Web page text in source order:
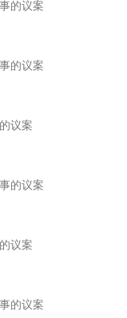
的议案
的议案
议案
的议案
议案
的议案